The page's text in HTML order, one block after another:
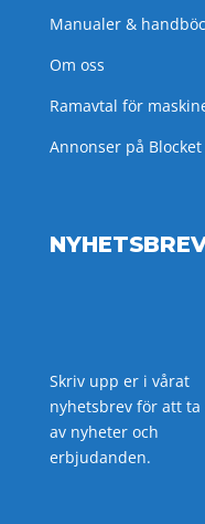
Manualer &
Om oss
Ramavtal för
Annonser på Blocket
Skriv upp er i vårat
nyhetsbrev för att ta
av nyheter och
erbjudanden.